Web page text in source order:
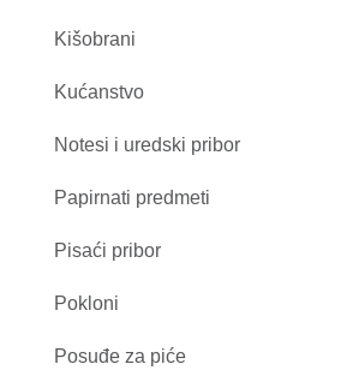
Kišobrani
Kućanstvo
Notesi i uredski pribor
Papirnati predmeti
Pisaći pribor
Pokloni
Posuđe za piće